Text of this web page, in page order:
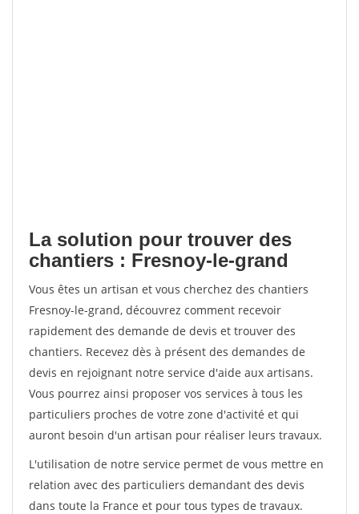
La solution pour trouver des
chantiers : Fresnoy-le-grand
Vous êtes un artisan et vous cherchez des chantiers
Fresnoy-le-grand, découvrez comment recevoir
rapidement des demande de devis et trouver des
chantiers. Recevez dès à présent des demandes de
devis en rejoignant notre service d'aide aux artisans.
Vous pourrez ainsi proposer vos services à tous les
particuliers proches de votre zone d'activité et qui
auront besoin d'un artisan pour réaliser leurs travaux.
L'utilisation de notre service permet de vous mettre en
relation avec des particuliers demandant des devis
dans toute la France et pour tous types de travaux.